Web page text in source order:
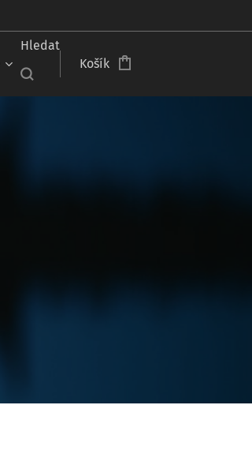
Hledat
Košík